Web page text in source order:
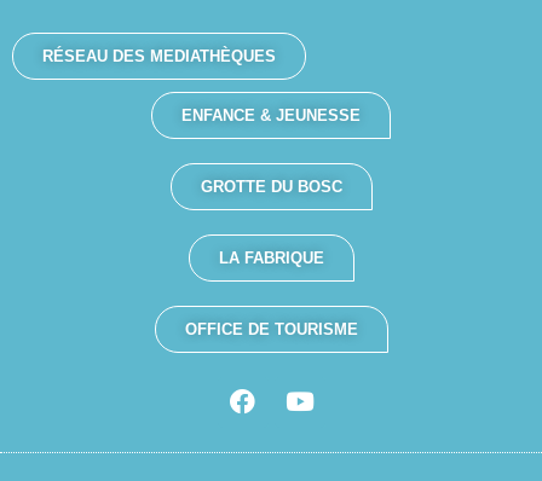
RÉSEAU DES MEDIATHÈQUES
ENFANCE & JEUNESSE
GROTTE DU BOSC
LA FABRIQUE
OFFICE DE TOURISME